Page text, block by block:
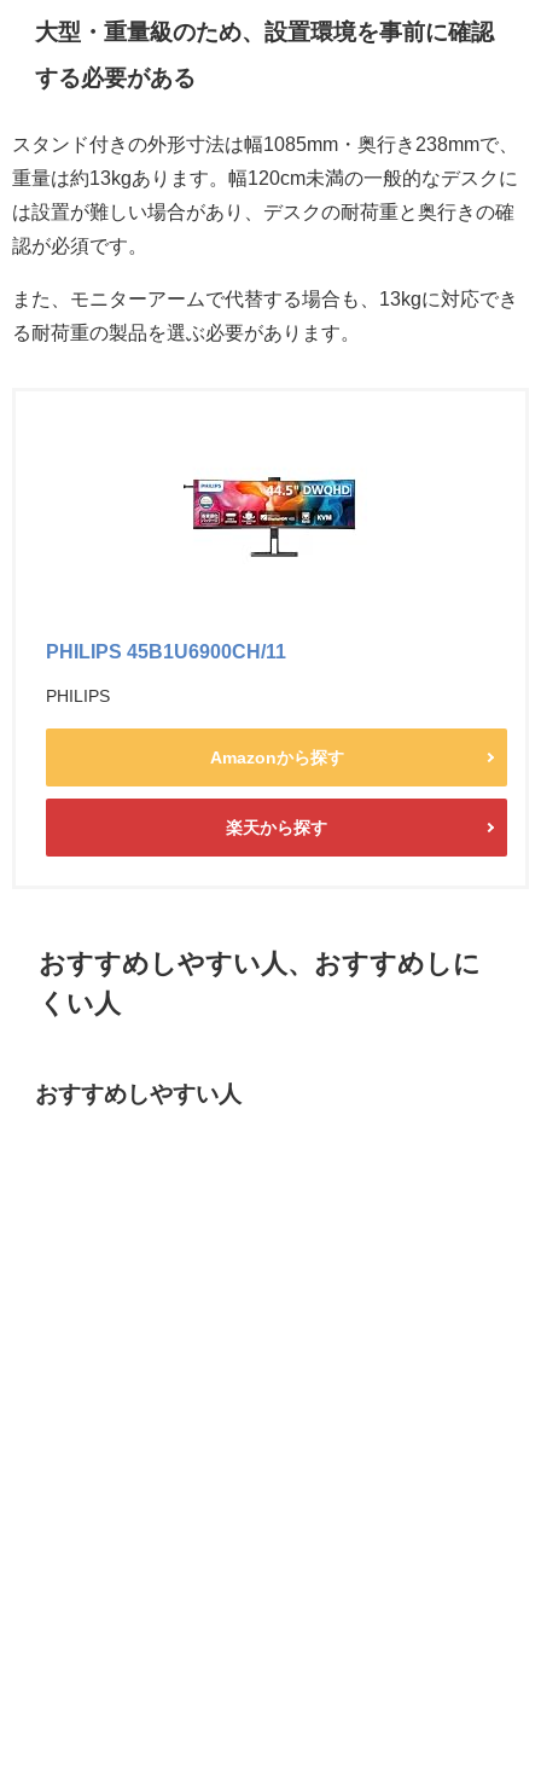
大型・重量級のため、設置環境を事前に確認
する必要がある
スタンド付きの外形寸法は幅1085mm・奥行き238mmで、
重量は約13kgあります。幅120cm未満の一般的なデスクに
は設置が難しい場合があり、デスクの耐荷重と奥行きの確
認が必須です。
また、モニターアームで代替する場合も、13kgに対応でき
る耐荷重の製品を選ぶ必要があります。
PHILIPS 45B1U6900CH/11
PHILIPS
Amazonから探す
楽天から探す
おすすめしやすい人、おすすめしに
くい人
おすすめしやすい人